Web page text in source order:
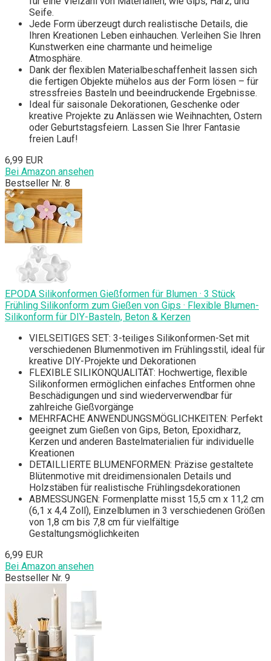
Seife.
Jede Form überzeugt durch realistische Details, die
Ihren Kreationen Leben einhauchen. Verleihen Sie Ihren
Kunstwerken eine charmante und heimelige
Atmosphäre.
Dank der flexiblen Materialbeschaffenheit lassen sich
die fertigen Objekte mühelos aus der Form lösen – für
stressfreies Basteln und beeindruckende Ergebnisse.
Ideal für saisonale Dekorationen, Geschenke oder
kreative Projekte zu Anlässen wie Weihnachten, Ostern
oder Geburtstagsfeiern. Lassen Sie Ihrer Fantasie
freien Lauf!
6,99 EUR
Bei Amazon ansehen
Bestseller Nr. 8
EPODA Silikonformen Gießformen für Blumen · 3 Stück
Frühling Silikonform zum Gießen von Gips · Flexible Blumen-
Silikonform für DIY-Basteln, Beton & Kerzen
VIELSEITIGES SET: 3-teiliges Silikonformen-Set mit
verschiedenen Blumenmotiven im Frühlingsstil, ideal für
kreative DIY-Projekte und Dekorationen
FLEXIBLE SILIKONQUALITÄT: Hochwertige, flexible
Silikonformen ermöglichen einfaches Entformen ohne
Beschädigungen und sind wiederverwendbar für
zahlreiche Gießvorgänge
MEHRFACHE ANWENDUNGSMÖGLICHKEITEN: Perfekt
geeignet zum Gießen von Gips, Beton, Epoxidharz,
Kerzen und anderen Bastelmaterialien für individuelle
Kreationen
DETAILLIERTE BLUMENFORMEN: Präzise gestaltete
Blütenmotive mit dreidimensionalen Details und
Holzstäben für realistische Frühlingsdekorationen
ABMESSUNGEN: Formenplatte misst 15,5 cm x 11,2 cm
(6,1 x 4,4 Zoll), Einzelblumen in 3 verschiedenen Größen
von 1,8 cm bis 7,8 cm für vielfältige
Gestaltungsmöglichkeiten
6,99 EUR
Bei Amazon ansehen
Bestseller Nr. 9